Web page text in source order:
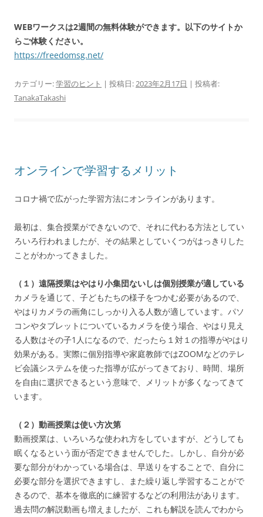
WEBワークスは2週間の無料体験ができます。以下のサイトか
らご体験ください。
https://freedomsg.net/
カテゴリー:学習のヒント | 投稿日:2023年2月17日 | 投稿者:
TanakaTakashi
オンラインで学習するメリット
コロナ禍で広がった学習方法にオンラインがあります。
最初は、集合授業ができないので、それに代わる方法としてい
ろいろ行われましたが、その結果としていくつがはっきりした
ことがわかってきました。
（１）遠隔授業はやはり小集団ないしは個別授業が適している
カメラを通じて、子どもたちの様子をつかむ必要があるので、
やはりカメラの画角にしっかり入る人数が適しています。パソ
コンやタブレットについているカメラを使う場合、やはり見え
る人数はその子1人になるので、だったら１対１の指導がやはり
効果がある。実際に個別指導や家庭教師ではZOOMなどのテレ
ビ会議システムを使った指導が広がってきており、時間、場所
を自由に選択できるという意味で、メリットが多くなってきて
います。
（２）動画授業は使い方次第
動画授業は、いろいろな使われ方をしていますが、どうしても
眠くなるという面が否定できませんでした。しかし、自分が必
要な部分がわかっている場合は、早送りをすることで、自分に
必要な部分を選択できますし、また繰り返し学習することがで
きるので、基本を徹底的に練習するなどの利用法があります。
過去問の解説動画も増えましたが、これも解説を読んでわから